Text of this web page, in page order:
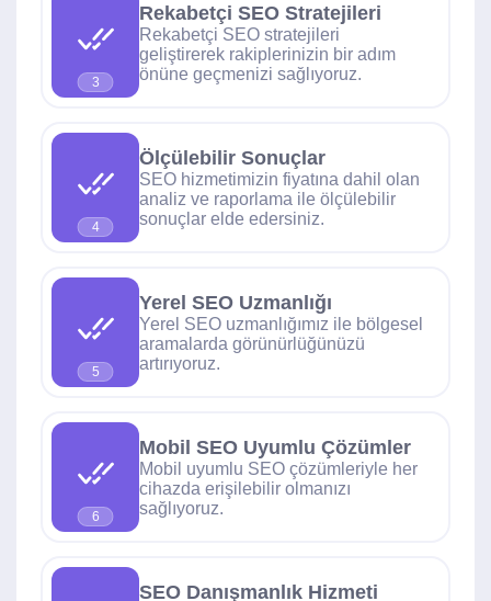
3
Rekabetçi SEO Stratejileri
Rekabetçi SEO stratejileri
geliştirerek rakiplerinizin bir adım
önüne geçmenizi sağlıyoruz.
4
Ölçülebilir Sonuçlar
SEO hizmetimizin fiyatına dahil olan
analiz ve raporlama ile ölçülebilir
sonuçlar elde edersiniz.
5
Yerel SEO Uzmanlığı
Yerel SEO uzmanlığımız ile bölgesel
aramalarda görünürlüğünüzü
artırıyoruz.
6
Mobil SEO Uyumlu Çözümler
Mobil uyumlu SEO çözümleriyle her
cihazda erişilebilir olmanızı
sağlıyoruz.
SEO Danışmanlık Hizmeti